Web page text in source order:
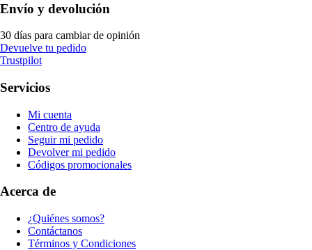
Envío y devolución
30 días para cambiar de opinión
Devuelve tu pedido
Trustpilot
Servicios
Mi cuenta
Centro de ayuda
Seguir mi pedido
Devolver mi pedido
Códigos promocionales
Acerca de
¿Quiénes somos?
Contáctanos
Términos y Condiciones